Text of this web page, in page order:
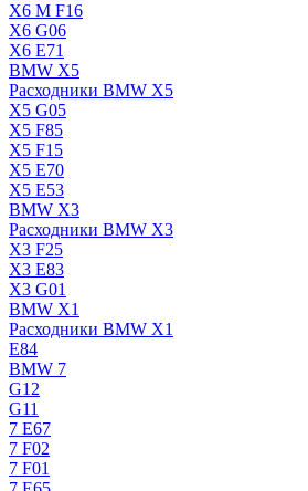
X6 M F16
X6 G06
X6 E71
BMW X5
Расходники BMW X5
X5 G05
X5 F85
X5 F15
X5 E70
X5 E53
BMW X3
Расходники BMW X3
X3 F25
X3 E83
X3 G01
BMW X1
Расходники BMW X1
E84
BMW 7
G12
G11
7 Е67
7 F02
7 F01